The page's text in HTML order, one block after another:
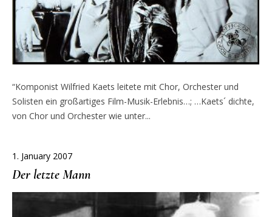
“Komponist Wilfried Kaets leitete mit Chor, Orchester und
Solisten ein großartiges Film-Musik-Erlebnis…; …Kaets´ dichte,
von Chor und Orchester wie unter...
1. January 2007
Der letzte Mann